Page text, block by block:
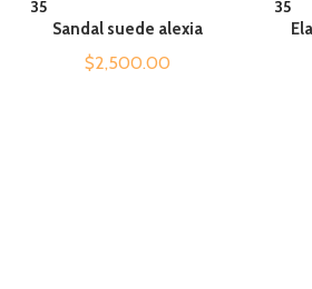
35
Sandal suede alexia
$2,500.00
35